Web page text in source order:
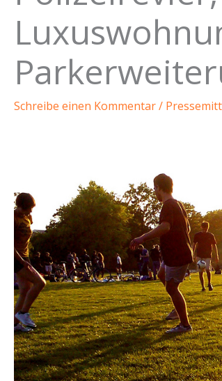
Schreibe einen Kommentar/